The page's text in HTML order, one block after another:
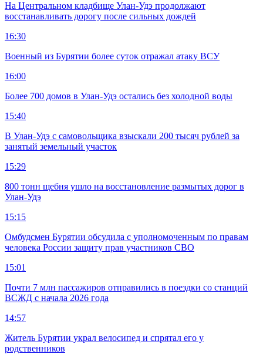
На Центральном кладбище Улан-Удэ продолжают
восстанавливать дорогу после сильных дождей
16:30
Военный из Бурятии более суток отражал атаку ВСУ
16:00
Более 700 домов в Улан-Удэ остались без холодной воды
15:40
В Улан-Удэ с самовольщика взыскали 200 тысяч рублей за
занятый земельный участок
15:29
800 тонн щебня ушло на восстановление размытых дорог в
Улан-Удэ
15:15
Омбудсмен Бурятии обсудила с уполномоченным по правам
человека России защиту прав участников СВО
15:01
Почти 7 млн пассажиров отправились в поездки со станций
ВСЖД с начала 2026 года
14:57
Житель Бурятии украл велосипед и спрятал его у
родственников